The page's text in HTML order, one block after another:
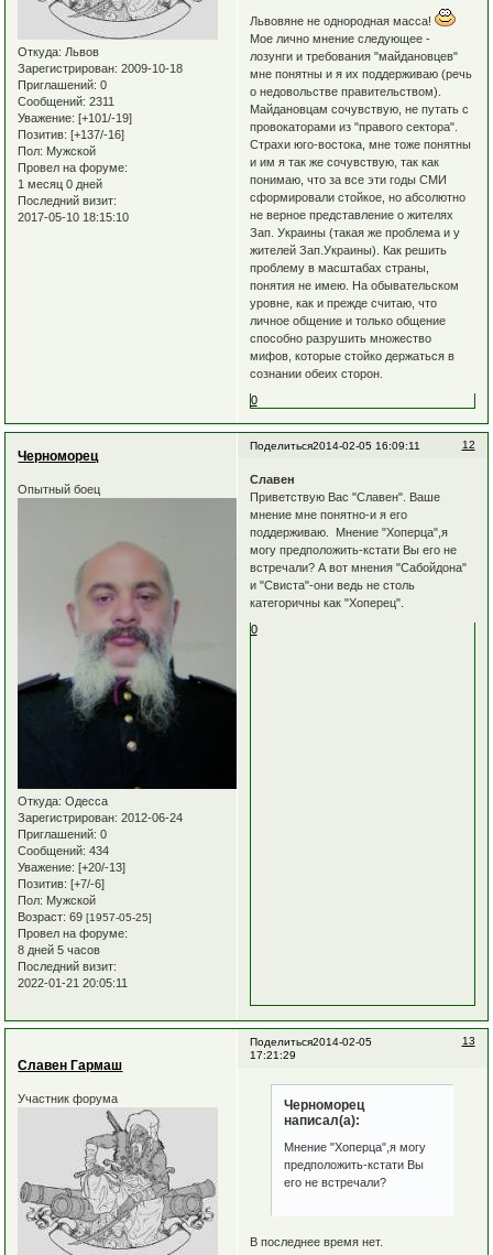
Откуда: Львов
Зарегистрирован: 2009-10-18
Приглашений: 0
Сообщений: 2311
Уважение: [+101/-19]
Позитив: [+137/-16]
Пол: Мужской
Провел на форуме:
1 месяц 0 дней
Последний визит:
2017-05-10 18:15:10
Львовяне не однородная масса!
Мое лично мнение следующее -
лозунги и требования "майдановцев"
мне понятны и я их поддерживаю (речь
о недовольстве правительством).
Майдановцам сочувствую, не путать с
провокаторами из "правого сектора".
Страхи юго-востока, мне тоже понятны
и им я так же сочувствую, так как
понимаю, что за все эти годы СМИ
сформировали стойкое, но абсолютно
не верное представление о жителях
Зап. Украины (такая же проблема и у
жителей Зап.Украины). Как решить
проблему в масштабах страны,
понятия не имею. На обывательском
уровне, как и прежде считаю, что
личное общение и только общение
способно разрушить множество
мифов, которые стойко держаться в
сознании обеих сторон.
0
Поделиться 12
2014-02-05 16:09:11
Черноморец
Опытный боец
Откуда: Одесса
Зарегистрирован: 2012-06-24
Приглашений: 0
Сообщений: 434
Уважение: [+20/-13]
Позитив: [+7/-6]
Пол: Мужской
Возраст: 69[1957-05-25]
Провел на форуме:
8 дней 5 часов
Последний визит:
2022-01-21 20:05:11
Славен
Приветствую Вас "Славен". Ваше
мнение мне понятно-и я его
поддерживаю. Мнение "Хоперца",я
могу предположить-кстати Вы его не
встречали? А вот мнения "Сабойдона"
и "Свиста"-они ведь не столь
категоричны как "Хоперец".
0
Поделиться 13
2014-02-05
17:21:29
Славен Гармаш
Участник форума
Черноморец
написал(а):
Мнение "Хоперца",я могу
предположить-кстати Вы
его не встречали?
В последнее время нет.